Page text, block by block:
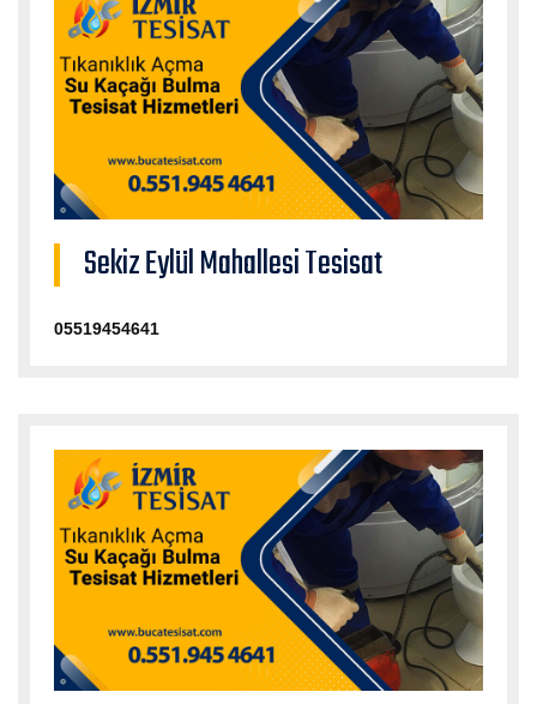
Sekiz Eylül Mahallesi Tesisat
05519454641